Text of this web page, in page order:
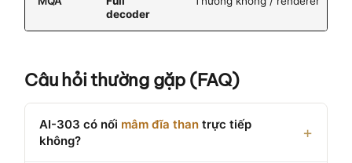
decoder
Câu hỏi thường gặp (FAQ)
AI-303 có nối mâm đĩa than trực tiếp
không?